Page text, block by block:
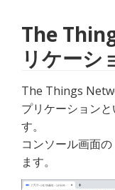
The
リケーシ
The Things
プリケーション
す。
コンソール画面
ます。